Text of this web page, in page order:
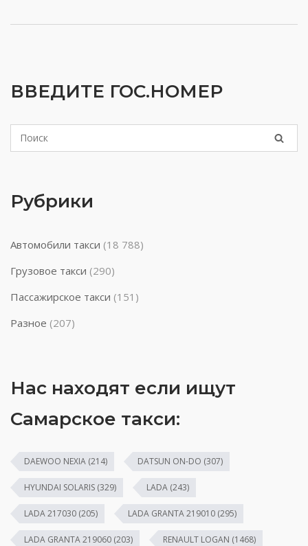
ВВЕДИТЕ ГОС.НОМЕР
Рубрики
Автомобили такси (18 788)
Грузовое такси (290)
Пассажирское такси (151)
Разное (207)
Нас находят если ищут
Самарское такси:
DAEWOO NEXIA (214) DATSUN ON-DO (307)
HYUNDAI SOLARIS (329) LADA (243)
LADA 217030 (205) LADA GRANTA 219010 (295)
LADA GRANTA 219060 (203) RENAULT LOGAN (1468)